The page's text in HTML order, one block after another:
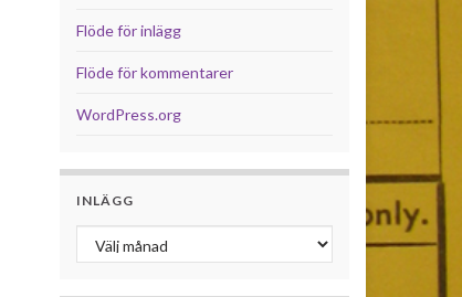
Flöde för inlägg
Flöde för kommentarer
WordPress.org
INLÄGG
Inlägg